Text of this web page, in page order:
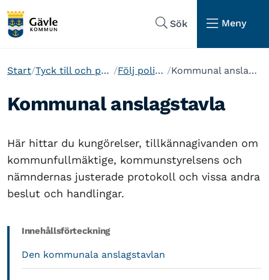
Sök
Meny
Start Tyck till och påverka Följ politiken Kommunal anslagstavla
Kommunal anslagstavla
Här hittar du kungörelser, tillkännagivanden om
kommunfullmäktige, kommunstyrelsens och
nämndernas justerade protokoll och vissa andra
beslut och handlingar.
Innehållsförteckning
Den kommunala anslagstavlan